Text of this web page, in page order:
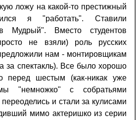
ложу на какой-то престижный
я "работать". Ставили
Мудрый". Вместо студентов
не взяли) роль русских
нам - монтировщикам
за спектакль). Все было хорошо
перед шестым (как-никак уже
"немножко" с собратьями
и стали за кулисами
мимо актеришко из серии